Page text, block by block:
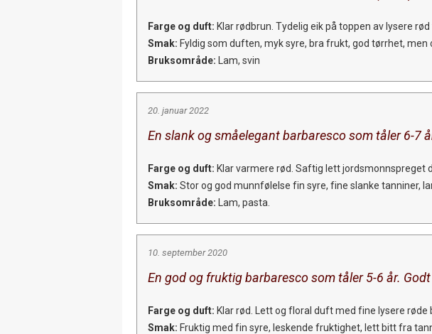
Farge og duft: Klar rødbrun. Tydelig eik på toppen av lysere
Smak: Fyldig som duften, myk syre, bra frukt, god tørrhet, men
Bruksområde: Lam, svin
20. januar 2022
En slank og småelegant barbaresco som tåler 6-7
Farge og duft: Klar varmere rød. Saftig lett jordsmonnspreget
Smak: Stor og god munnfølelse fin syre, fine slanke tanniner,
Bruksområde: Lam, pasta.
10. september 2020
En god og fruktig barbaresco som tåler 5-6 år.
Farge og duft: Klar rød. Lett og floral duft med fine lysere
Smak: Fruktig med fin syre, leskende fruktighet, lett bitt fra